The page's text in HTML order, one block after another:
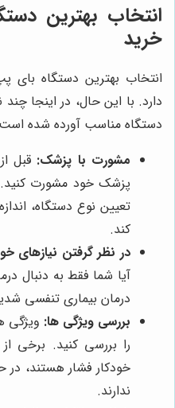
انتخاب بهترین
خرید
انتخاب بهترین دستگاه بای
دارد. با این حال، در اینجا
دستگاه مناسب آورده شده
مشورت با پزشک: قبل
پزشک خود مشورت
تعیین نوع دستگاه،
کند.
در نظر گرفتن نیازهای
آیا شما فقط به دنبال
درمان بیماری تنفسی
بررسی ویژگی ها: ویژگی
را بررسی کنید. برخی
خودکار فشار هستند، در
ندارند.